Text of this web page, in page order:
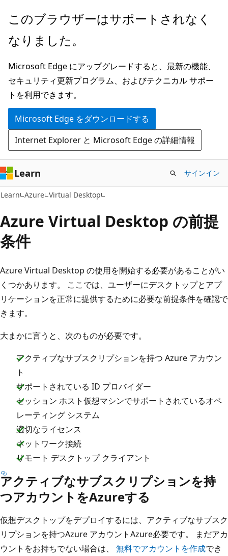
メ
ン
ン
テ
ン
ツ
に
ス
キ
ッ
プ
このブラウザーはサポートされなく
なりました。
Microsoft Edge にアップグレードすると、最新の機能、
セキュリティ更新プログラム、およびテクニカル サポー
トを利用できます。
Microsoft Edge をダウンロードする
Internet Explorer と Microsoft Edge の詳細情報
Learn サインイン
Learn Azure Virtual Desktop
Azure Virtual Desktop の前提
条件
Azure Virtual Desktop の使用を開始する必要があることがい
くつかあります。 ここでは、ユーザーにデスクトップとアプ
リケーションを正常に提供するために必要な前提条件を確認で
きます。
大まかに言うと、次のものが必要です。
アクティブなサブスクリプションを持つ Azure アカウン
ト
サポートされている ID プロバイダー
セッション ホスト仮想マシンでサポートされているオペ
レーティング システム
適切なライセンス
ネットワーク接続
リモート デスクトップ クライアント
アクティブなサブスクリプションを持
つアカウントをAzureする
仮想デスクトップをデプロイするには、アクティブなサブスク
リプションを持つAzure アカウントAzure必要です。 まだアカ
ウントをお持ちでない場合は、 無料でアカウントを作成でき